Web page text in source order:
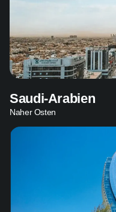
Saudi-Arabien
Naher Osten